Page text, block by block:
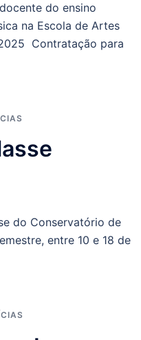
do ensino
na Escola de Artes
Contratação para
do Conservatório de
entre 10 e 18 de